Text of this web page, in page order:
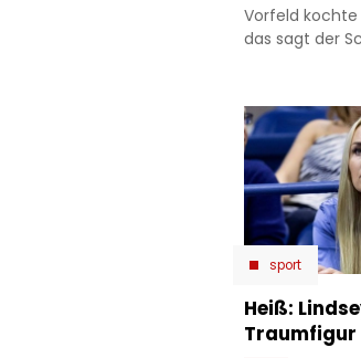
Vorfeld
das sagt der
sport
Heiß:
Traumfigur